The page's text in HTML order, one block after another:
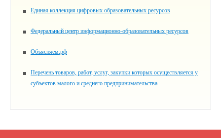
Единая коллекция цифровых образовательных ресурсов
Федеральный центр информационно-образовательных ресурсов
Объясняем.рф
Перечень товаров, работ, услуг, закупки которых осуществляется у
субъектов малого и среднего предпринимательства